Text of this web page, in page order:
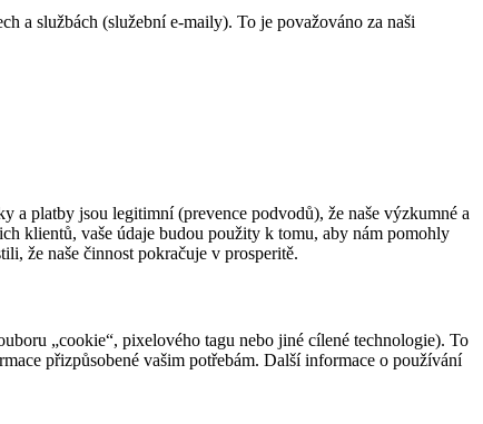
a službách (služební e-maily). To je považováno za naši
a platby jsou legitimní (prevence podvodů), že naše výzkumné a
klientů, vaše údaje budou použity k tomu, aby nám pomohly
že naše činnost pokračuje v prosperitě.
„cookie“, pixelového tagu nebo jiné cílené technologie). To
přizpůsobené vašim potřebám. Další informace o používání